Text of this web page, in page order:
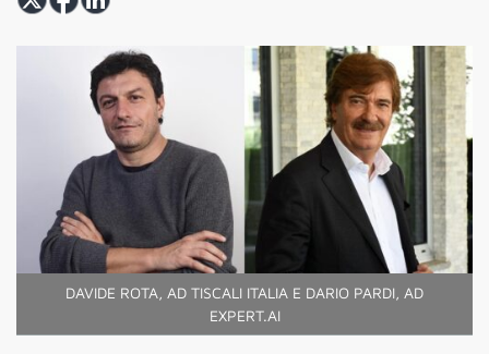
DAVIDE ROTA, AD TISCALI ITALIA E DARIO PARDI, AD
EXPERT.AI